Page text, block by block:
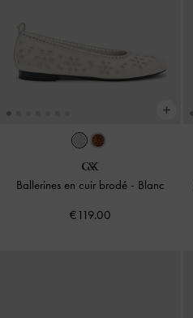
Ballerines en cuir brodé - Blanc
€119.00